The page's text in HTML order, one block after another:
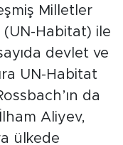
açılış töreni
Milletler
(UN-Habitat) ile
devlet ve
UN-Habitat
da
Aliyev,